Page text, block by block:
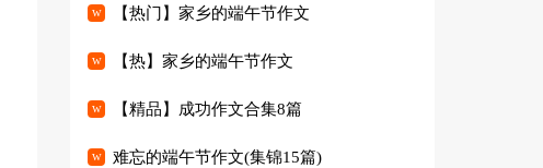
【热门】家乡的端午节作文
【热】家乡的端午节作文
【精品】成功作文合集8篇
难忘的端午节作文(集锦15篇)